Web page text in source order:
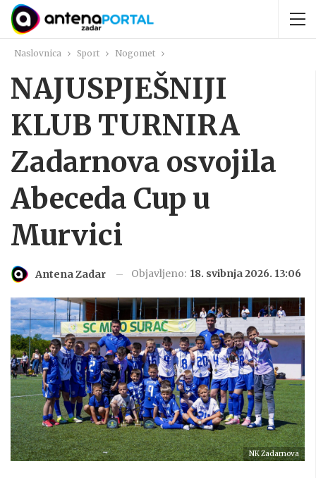
Naslovnica Sport Nogomet
NAJUSPJEŠNIJI
KLUB TURNIRA
Zadarnova osvojila
Abeceda Cup u
Murvici
Antena Zadar Objavljeno: 18. svibnja 2026. 13:06
NK Zadarnova